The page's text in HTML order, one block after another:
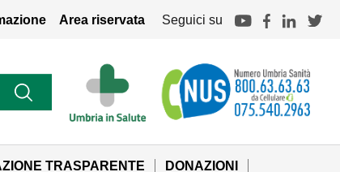
Area riservata Seguici su
TRASPARENTE
DONAZIONI